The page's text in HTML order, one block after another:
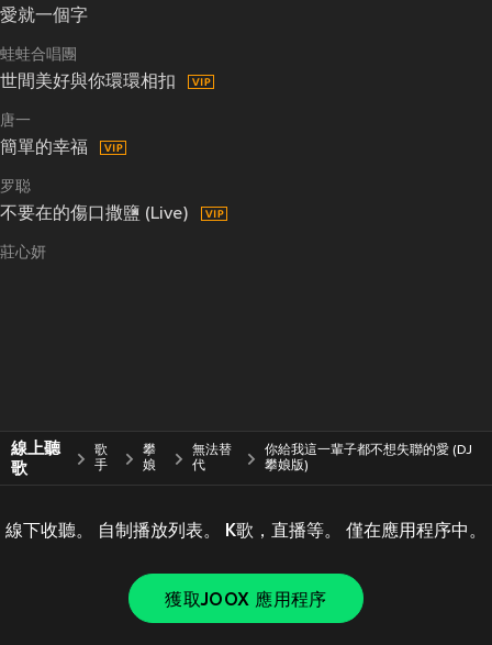
愛就一個字
蛙蛙合唱團
世間美好與你環環相扣
唐一
簡單的幸福
罗聪
不要在的傷口撒鹽 (Live)
莊心妍
線上聽
歌
歌
手
攀
娘
無法替
代
你給我這一輩子都不想失聯的愛 (DJ
攀娘版)
線下收聽。 自制播放列表。 K歌，直播等。 僅在應用程序中。
獲取JOOX 應用程序